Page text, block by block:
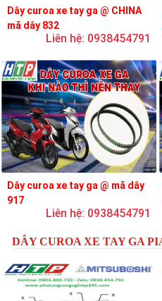
Dây curoa xe tay ga @ CHINA
mã dây 832
Liên hệ: 0938454791
Dây curoa xe tay ga @ mã dây
917
Liên hệ: 0938454791
DÂY CUROA XE TAY GA